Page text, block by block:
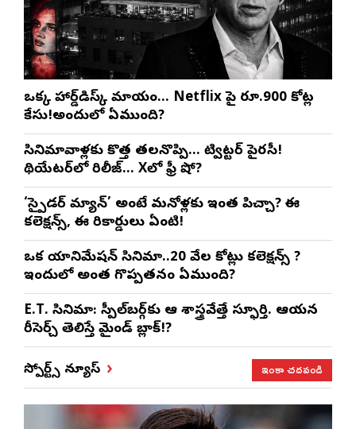
ఒక్క హార్డ్‌డిస్క్ మాయం… Netflix పై రూ.900 కోట్ల
కేసు!అందులో ఏముంది?
సినిమావాళ్లకు కొత్త తలనొప్పి… ట్విట్టర్ పైరసీ!
థియేటర్‌లో రిలీజ్… Xలో ఫ్రీ షో?
‘స్పైడర్ మ్యాన్’ అంటే మనోళ్లకు ఇంత పిచ్చా? ఈ
కలెక్షన్స్, ఈ రికార్డులు ఏంటి!
ఒక యానిమేషన్ సినిమా..20 వేల కోట్లు కలెక్షన్స్ ?
ఇందులో అంత గొప్పతనం ఏముంది?
E.T. సినిమా: స్పీల్‌బర్గ్‌కు ఆ శాస్త్రవేత్తే స్ఫూర్తి. ఆయన
రీసెర్చ్ తెలిస్తే మైండ్ బ్లాక్!?
స్పోర్ట్స్ న్యూస్ ఇంకా చదవండి